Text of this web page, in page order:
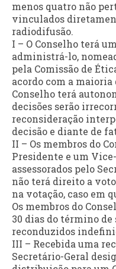
menos quatro não
vinculados
radiodifusão.
I – O Conselho terá
administrá-lo,
pela Comissão de
acordo com a maioria
Conselho terá
decisões serão
reconsideração
decisão e diante de
II – Os membros do
Presidente e um
assessorados pelo
não terá direito a
na votação, caso em
Os membros do
30 dias do término de
reconduzidos
III – Recebida uma
Secretário-Geral